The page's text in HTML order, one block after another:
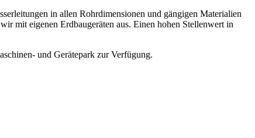
in allen Rohrdimensionen und gängigen Materialien
mit eigenen Erdbaugeräten aus. Einen hohen Stellenwert in
und Gerätepark zur Verfügung.